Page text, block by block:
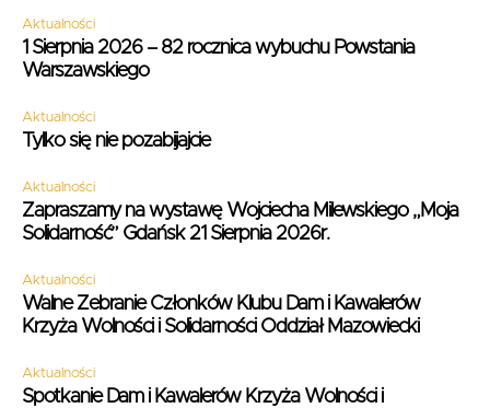
Aktualności
1 Sierpnia 2026 – 82 rocznica wybuchu Powstania
Warszawskiego
Aktualności
Tylko się nie pozabijajcie
Aktualności
Zapraszamy na wystawę Wojciecha Milewskiego „Moja
Solidarność” Gdańsk 21 Sierpnia 2026r.
Aktualności
Walne Zebranie Członków Klubu Dam i Kawalerów
Krzyża Wolności i Solidarności Oddział Mazowiecki
Aktualności
Spotkanie Dam i Kawalerów Krzyża Wolności i